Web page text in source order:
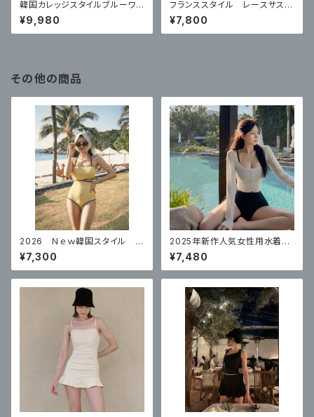
韓国カレッジスタイルブルーワン
ピース
¥9,980
フランススタイル レースサスペ
ンダードレス
¥7,800
その他の商品
2026 Ｎｅｗ韓国スタイル 水
着レディースワンピース プッシ
ュアップ体型カバー水着
¥7,300
2025年新作人気女性用水着の
韓国版、ハイウエストビキニ3点
セット
¥7,480